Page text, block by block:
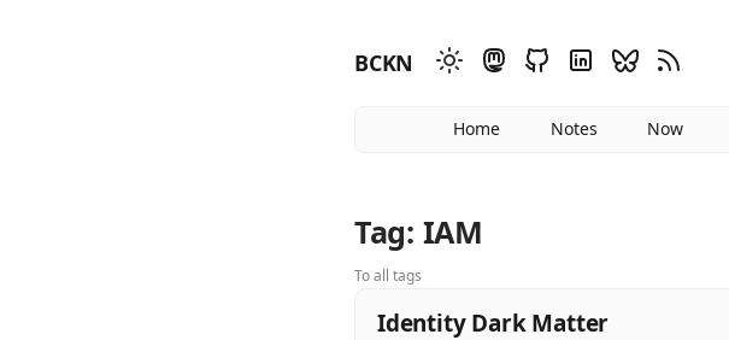
BCKN
Home Notes Now
Tag: IAM
To all tags
Identity Dark Matter